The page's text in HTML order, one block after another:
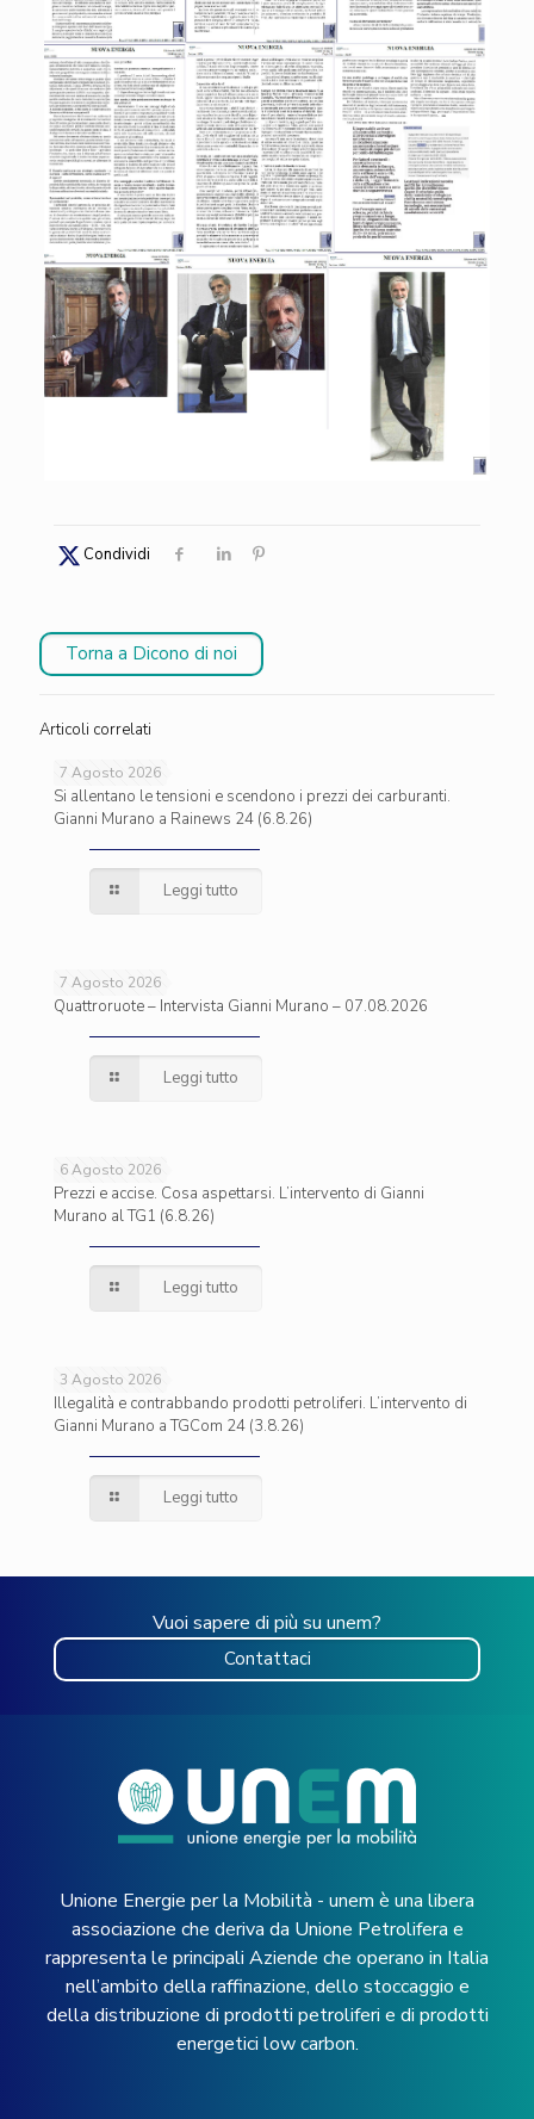
Condividi
Torna a Dicono di noi
Articoli correlati
7 Agosto 2026
Si allentano le tensioni e scendono i prezzi dei carburanti.
Gianni Murano a Rainews 24 (6.8.26)
Leggi tutto
7 Agosto 2026
Quattroruote – Intervista Gianni Murano – 07.08.2026
Leggi tutto
6 Agosto 2026
Prezzi e accise. Cosa aspettarsi. L’intervento di Gianni
Murano al TG1 (6.8.26)
Leggi tutto
3 Agosto 2026
Illegalità e contrabbando prodotti petroliferi. L’intervento di
Gianni Murano a TGCom 24 (3.8.26)
Leggi tutto
Vuoi sapere di più su unem?
Contattaci
Unione Energie per la Mobilità - unem è una libera
associazione che deriva da Unione Petrolifera e
rappresenta le principali Aziende che operano in Italia
nell’ambito della raffinazione, dello stoccaggio e
della distribuzione di prodotti petroliferi e di prodotti
energetici low carbon.